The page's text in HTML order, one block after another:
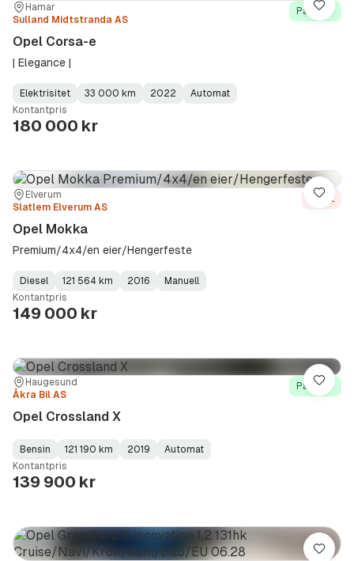
Sted:Hamar
Forhandler:
Sulland Midtstranda AS
På lager
Opel Corsa-e
| Elegance |
Fuel
Type:
Elektrisitet
Kilometerstand:
33 000 km
Model
Year:
2022
Gearbox
Type:
Automat
Kontantpris
180 000 kr
Lagre
Sted:Elverum
Forhandler:
Slatlem Elverum AS
Solgt
Opel Mokka
Premium/4x4/en eier/Hengerfeste
Fuel
Type:
Diesel
Kilometerstand:
121 564 km
Model
Year:
2016
Gearbox
Type:
Manuell
Kontantpris
149 000 kr
Lagre
Sted:Haugesund
Forhandler:
Åkra Bil AS
På lager
Opel Crossland X
Fuel
Type:
Bensin
Kilometerstand:
121 190 km
Model
Year:
2019
Gearbox
Type:
Automat
Kontantpris
139 900 kr
Lagre
Lagre